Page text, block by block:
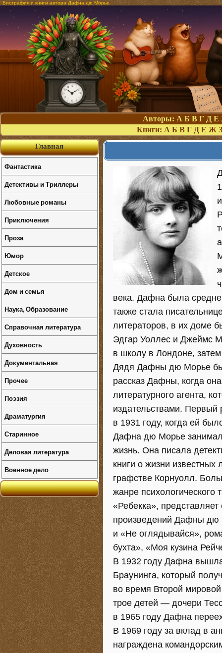
Биография и книги автора Дафна дю Морье
Авторы: А Б В Г Д Е
Книги: А Б В Г Д Е Ж З
века. Дафна была
также стала
литераторов, в их доме
Эдгар Уоллес и Джеймс
в школу в Лондоне,
Дядя Дафны дю Морье
рассказ Дафны, когда
литературного агента,
издательствами.
в 1931 году, когда ей
Дафна дю Морье
жизнь. Она писала
книги о жизни
графстве Корнуолл.
жанре
«Ребекка»,
произведений Дафны дю
и «Не оглядывайся»,
бухта», «Моя кузина
В 1932 году Дафна
Браунинга, который
во время Второй
трое детей — дочери
в 1965 году Дафна
В 1969 году за вклад в
награждена
Главная
Фантастика
Детективы и Триллеры
Любовные романы
Приключения
Проза
Юмор
Детское
Дом и семья
Наука, Образование
Справочная литература
Духовность
Документальная
Прочее
Поэзия
Драматургия
Старинное
Деловая литература
Военное дело